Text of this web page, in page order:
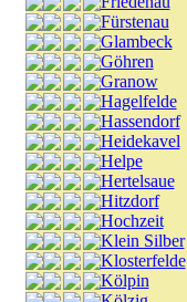
Fürstenau
Glambeck
Göhren
Granow
Hagelfelde
Hassendorf
Heidekavel
Helpe
Hertelsaue
Hitzdorf
Hochzeit
Klein Silber
Klosterfelde
Kölpin